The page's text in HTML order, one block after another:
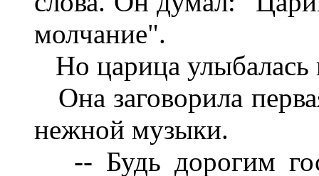
молчание".
Но царица улыбалась
Она заговорила
нежной музыки.
-- Будь дорогим